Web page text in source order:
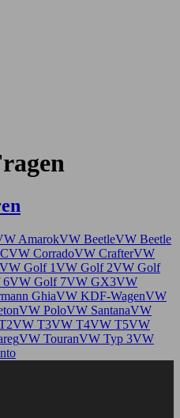
AmarokVW BeetleVW Beetle
VW CorradoVW CrafterVW
VW Golf 1VW Golf 2VW Golf
6VW Golf 7VW GX3VW
GhiaVW KDF-WagenVW
VW PoloVW SantanaVW
VW T3VW T4VW T5VW
VW TouranVW Typ 3VW